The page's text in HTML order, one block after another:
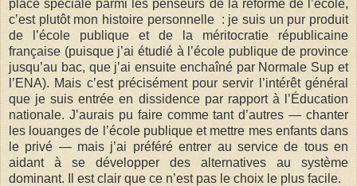
place spéciale parmi les penseurs de la réforme de l’école,
c’est plutôt mon histoire personnelle : je suis un pur produit
de l’école publique et de la méritocratie républicaine
française (puisque j’ai étudié à l’école publique de province
jusqu’au bac, que j’ai ensuite enchaîné par Normale Sup et
l’ENA). Mais c’est précisément pour servir l’intérêt général
que je suis entrée en dissidence par rapport à l’Éducation
nationale. J’aurais pu faire comme tant d’autres — chanter
les louanges de l’école publique et mettre mes enfants dans
le privé — mais j’ai préféré entrer au service de tous en
aidant à se développer des alternatives au système
dominant. Il est clair que ce n’est pas le choix le plus facile.